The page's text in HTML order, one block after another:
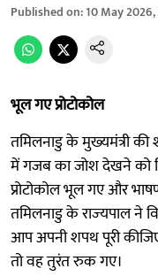
Published on:10 May
भूल गए प्रोटोकोल
तमिलनाडु के मुख्‍यमंत्री
में गजब का जोश देखने को
प्रोटोकोल भूल गए और
तमिलनाडु के राज्‍यपाल ने
आप अपनी शपथ पूरी
तो वह तुरंत रुक गए।